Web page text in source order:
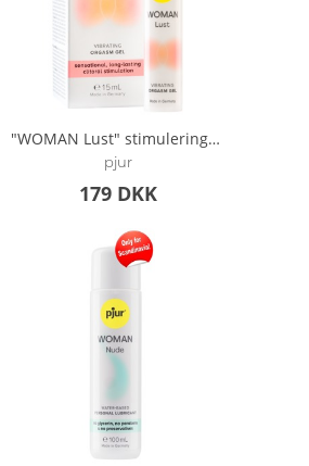
"WOMAN Lust" stimuleringsgel til klitoris
pjur
179 DKK